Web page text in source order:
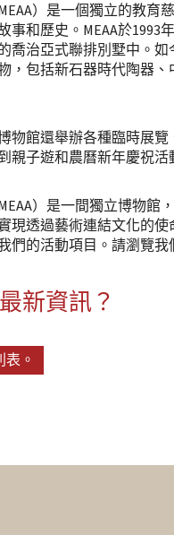
）是一個獨立的教育
事和歷史。MEAA於1993
喬治亞式聯排別墅中。如
，包括新石器時代陶器
物館還舉辦各種臨時展
親子遊和農曆新年慶祝活
）是一間獨立博物館
現透過藝術連結文化的
們的活動項目。請瀏覽
新資訊？
。